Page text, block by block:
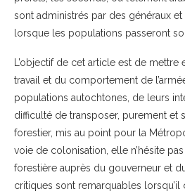
sont administrés par des généraux
lorsque les populations passeront
L’objectif de cet article est de
travail et du comportement de
populations autochtones, de leurs
difficulté de transposer, purement et
forestier, mis au point pour la
voie de colonisation, elle n’hésite
forestière auprès du gouverneur et
critiques sont remarquables